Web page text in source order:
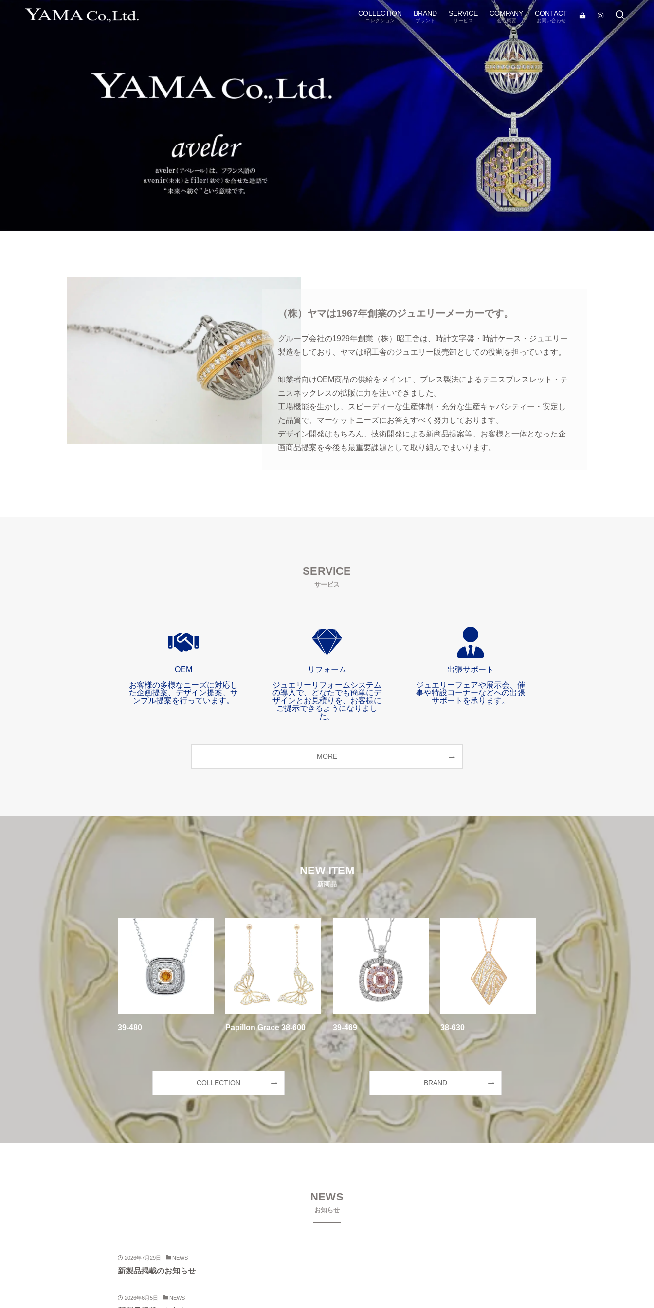
COLLECTION
コレクション
BRAND
ブランド
SERVICE
サービス
COMPANY
会社概要
CONTACT
お問い合わせ
（株）ヤマは1967年創業のジュエリーメーカーです。
グループ会社の1929年創業（株）昭工舎は、時計文字盤・時計ケース・ジュエリー
製造をしており、ヤマは昭工舎のジュエリー販売卸としての役割を担っています。
卸業者向けOEM商品の供給をメインに、プレス製法によるテニスブレスレット・テ
ニスネックレスの拡販に力を注いできました。
工場機能を生かし、スピーディーな生産体制・充分な生産キャパシティー・安定し
た品質で、マーケットニーズにお答えすべく努力しております。
デザイン開発はもちろん、技術開発による新商品提案等、お客様と一体となった企
画商品提案を今後も最重要課題として取り組んでまいります。
SERVICE
サービス
OEM
お客様の多様なニーズに対応し
た企画提案、デザイン提案、サ
ンプル提案を行っています。
リフォーム
ジュエリーリフォームシステム
の導入で、どなたでも簡単にデ
ザインとお見積りを、お客様に
ご提示できるようになりまし
た。
出張サポート
ジュエリーフェアや展示会、催
事や特設コーナーなどへの出張
サポートを承ります。
MORE
NEW ITEM
新商品
39-480 Papillon Grace 38-600 39-469 38-630
COLLECTION BRAND
NEWS
お知らせ
2026年7月29日 NEWS
新製品掲載のお知らせ
2026年6月5日 NEWS